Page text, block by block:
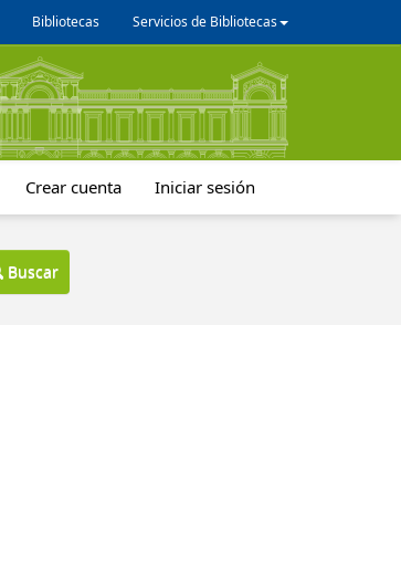
Bibliotecas Servicios de Bibliotecas
Crear cuenta Iniciar sesión
Buscar